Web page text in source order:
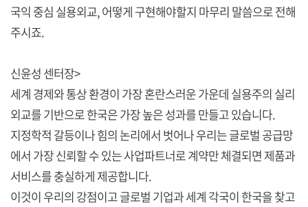
국익 중심 실용외교, 어떻게 구현해야할지 마무리 말씀으로 전해
주시죠.
신윤성 센터장>
세계 경제와 통상 환경이 가장 혼란스러운 가운데 실용주의 실리
외교를 기반으로 한국은 가장 높은 성과를 만들고 있습니다.
지정학적 갈등이나 힘의 논리에서 벗어나 우리는 글로벌 공급망
에서 가장 신뢰할 수 있는 사업파트너로 계약만 체결되면 제품과
서비스를 충실하게 제공합니다.
이것이 우리의 강점이고 글로벌 기업과 세계 각국이 한국을 찾고